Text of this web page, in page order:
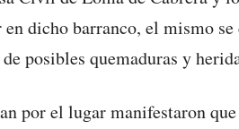
dicho barranco, el mismo
posibles quemaduras y
por el lugar manifestaron